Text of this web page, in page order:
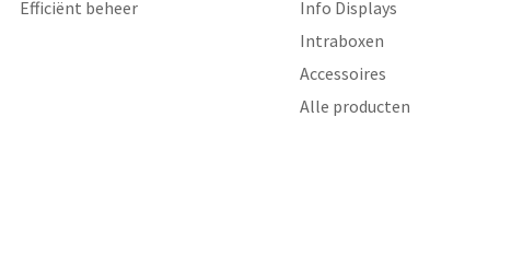
Efficiënt beheer
Info Displays
Intraboxen
Accessoires
Alle producten